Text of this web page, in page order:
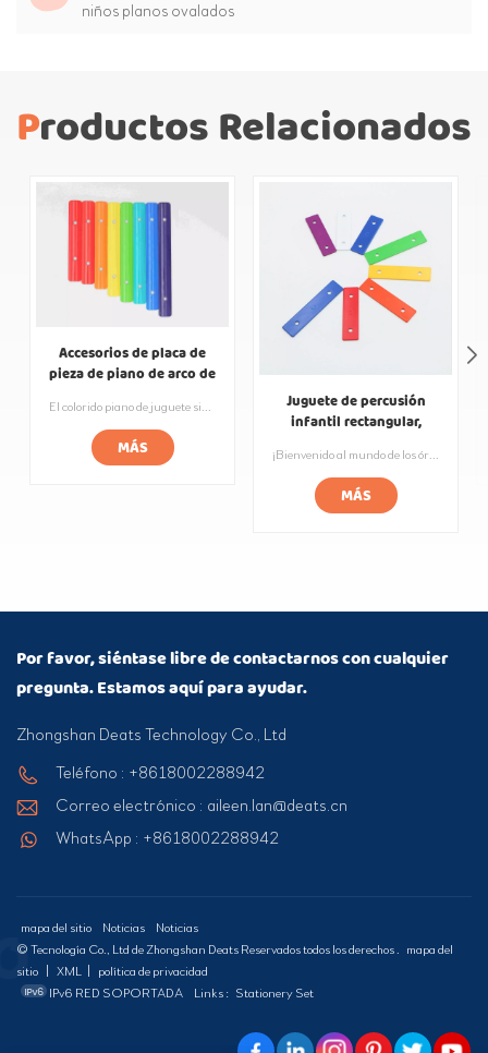
niños planos ovalados
Productos Relacionados
Accesorios de placa de
pieza de piano de arco de
niños
El colorido piano de juguete siempre atrae la atención de los niños y estimula su instinto natural de aprender y tocar. Y la pieza de música metal en la parte superior es especialmente importante como canal para que el niño conozca la música. Nuestra pieza de música de metal curvo, al hacerlo hermoso al mismo tiempo también es segura, vale la pena comprarla. Dejar que el niño sea feliz también es nuestra visión de fábrica.
MÁS
Juguete de percusión
infantil rectangular,
xilófono, placa de Metal¡Bienvenido al mundo de los órganos de juguete con los colores del arcoíris para niños! Esta pieza de lira está especialmente diseñada para que los niños estimulen su interés y creatividad por la música. Este accesorio de piano musical de juguete se utiliza en muchos juguetes para reproducir diferentes ideas creativas. Si también le gusta esta pieza de lira, si también le gusta diseñar juguetes musicales interesantes para sus hijos, entonces acérquese a nosotros, le brindamos accesorios musicales de calidad para que sus productos brillen.
MÁS
Por favor, siéntase libre de contactarnos con cualquier
pregunta. Estamos aquí para ayudar.
Zhongshan Deats Technology Co., Ltd
Teléfono : +8618002288942
Correo electrónico : aileen.lan@deats.cn
WhatsApp : +8618002288942
mapa del sitio Noticias
Noticias
© Tecnología Co., Ltd de Zhongshan Deats Reservados todos los derechos . mapa del
sitio
XML
política de privacidad
IPv6 RED SOPORTADA
Links : Stationery Set